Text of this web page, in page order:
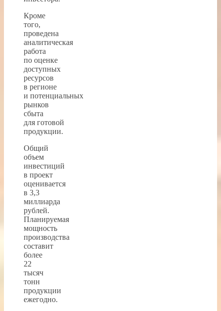
Кроме
того,
проведена
аналитическая
работа
по оценке
доступных
ресурсов
в регионе
и потенциальных
рынков
сбыта
для готовой
продукции.
Общий
объем
инвестиций
в проект
оценивается
в 3,3
миллиарда
рублей.
Планируемая
мощность
производства
составит
более
22
тысяч
тонн
продукции
ежегодно.